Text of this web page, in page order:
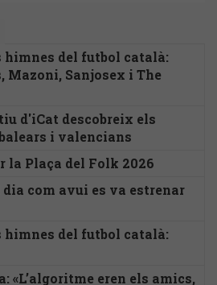
himnes del futbol català:
Mazoni, Sanjosex i The
d'iCat descobreix els
i valencians
la Plaça del Folk 2026
dia com avui es va estrenar
himnes del futbol català:
«L’algoritme eren els amics,